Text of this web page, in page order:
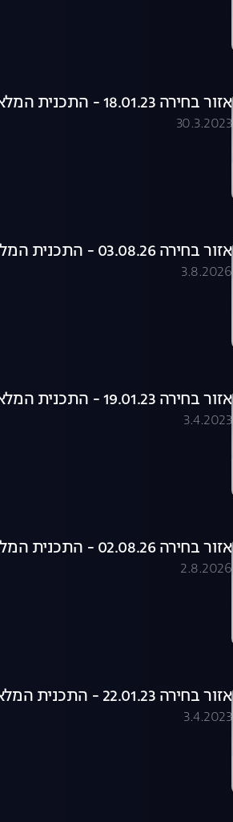
אזור בחירה 18.01.23 - התכנית המלאה
30.3.2023
אזור בחירה 03.08.26 - התכנית המלאה
3.8.2026
אזור בחירה 19.01.23 - התכנית המלאה
3.4.2023
אזור בחירה 02.08.26 - התכנית המלאה
2.8.2026
אזור בחירה 22.01.23 - התכנית המלאה
3.4.2023